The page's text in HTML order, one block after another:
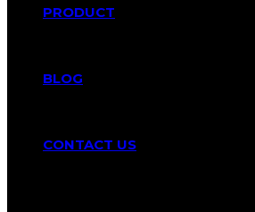
PRODUCT
BLOG
CONTACT US